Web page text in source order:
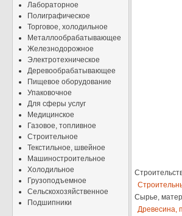
Лабораторное
Полиграфическое
Торговое, холодильное
Металлообрабатывающее
Железнодорожное
Электротехническое
Деревообрабатывающее
Пищевое оборудование
Упаковочное
Для сферы услуг
Медицинское
Газовое, топливное
Строительное
Текстильное, швейное
Машиностроительное
Холодильное
Грузоподъемное
Сельскохозяйственное
Подшипники
Сырье,
Древесина,